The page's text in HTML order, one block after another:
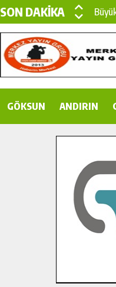
SON DAKİKA
İlçe
GÖKSUN ANDIRIN